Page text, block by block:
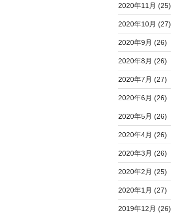
2020年11月 (25)
2020年10月 (27)
2020年9月 (26)
2020年8月 (26)
2020年7月 (27)
2020年6月 (26)
2020年5月 (26)
2020年4月 (26)
2020年3月 (26)
2020年2月 (25)
2020年1月 (27)
2019年12月 (26)